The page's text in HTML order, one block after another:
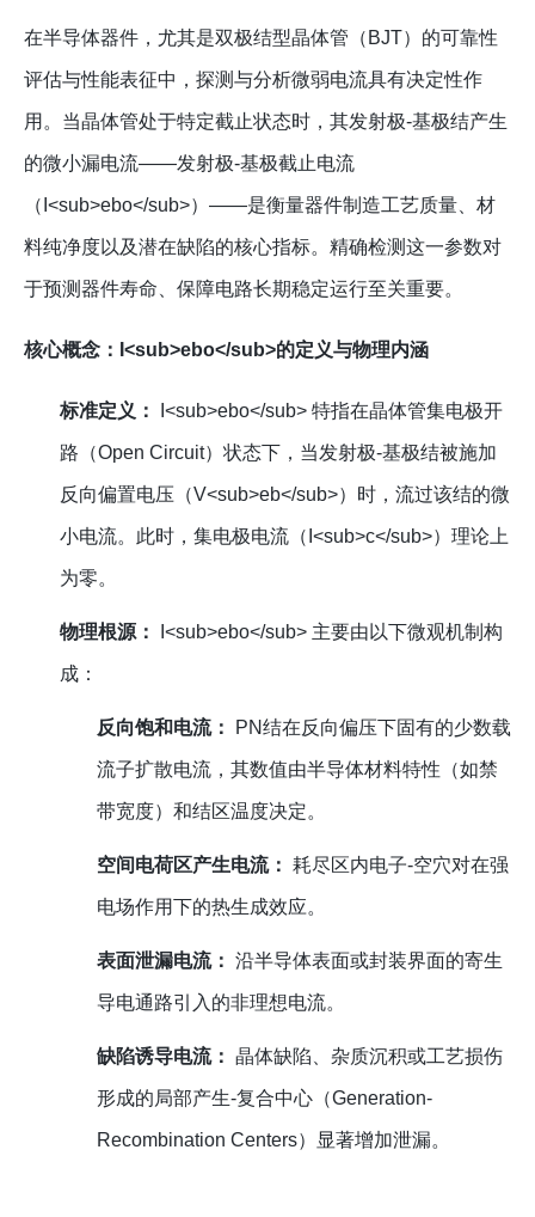
在半导体器件，尤其是双极结型晶体管（BJT）的可靠性
评估与性能表征中，探测与分析微弱电流具有决定性作
用。当晶体管处于特定截止状态时，其发射极-基极结产生
的微小漏电流——发射极-基极截止电流
（I<sub>ebo</sub>）——是衡量器件制造工艺质量、材
料纯净度以及潜在缺陷的核心指标。精确检测这一参数对
于预测器件寿命、保障电路长期稳定运行至关重要。
核心概念：I<sub>ebo</sub>的定义与物理内涵
标准定义： I<sub>ebo</sub> 特指在晶体管集电极开
路（Open Circuit）状态下，当发射极-基极结被施加
反向偏置电压（V<sub>eb</sub>）时，流过该结的微
小电流。此时，集电极电流（I<sub>c</sub>）理论上
为零。
物理根源： I<sub>ebo</sub> 主要由以下微观机制构
成：
反向饱和电流： PN结在反向偏压下固有的少数载
流子扩散电流，其数值由半导体材料特性（如禁
带宽度）和结区温度决定。
空间电荷区产生电流： 耗尽区内电子-空穴对在强
电场作用下的热生成效应。
表面泄漏电流： 沿半导体表面或封装界面的寄生
导电通路引入的非理想电流。
缺陷诱导电流： 晶体缺陷、杂质沉积或工艺损伤
形成的局部产生-复合中心（Generation-
Recombination Centers）显著增加泄漏。